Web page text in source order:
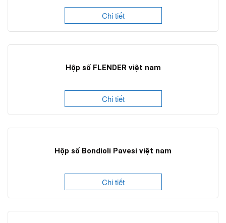
Chi tiết
Hộp số FLENDER việt nam
Chi tiết
Hộp số Bondioli Pavesi việt nam
Chi tiết